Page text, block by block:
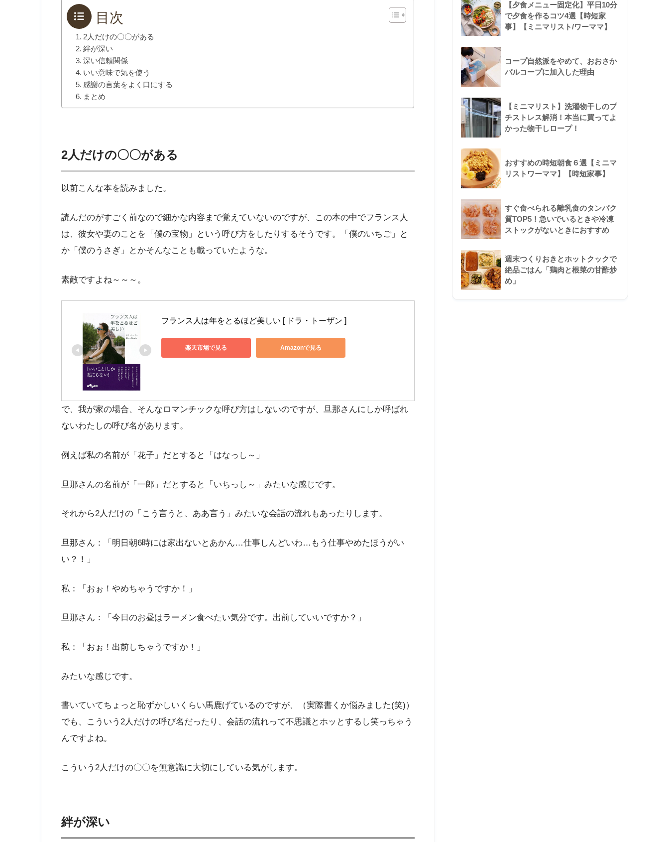
目次
2人だけの〇〇がある
絆が深い
深い信頼関係
いい意味で気を使う
感謝の言葉をよく口にする
まとめ
2人だけの〇〇がある
以前こんな本を読みました。
読んだのがすごく前なので細かな内容まで覚えていないのですが、この本の中でフランス人
は、彼女や妻のことを「僕の宝物」という呼び方をしたりするそうです。「僕のいちご」と
か「僕のうさぎ」とかそんなことも載っていたような。
素敵ですよね～～～。
フランス人は年をとるほど美しい [ ドラ・トーザン ]
楽天市場で見る Amazonで見る
で、我が家の場合、そんなロマンチックな呼び方はしないのですが、旦那さんにしか呼ばれ
ないわたしの呼び名があります。
例えば私の名前が「花子」だとすると「はなっし～」
旦那さんの名前が「一郎」だとすると「いちっし～」みたいな感じです。
それから2人だけの「こう言うと、ああ言う」みたいな会話の流れもあったりします。
旦那さん：「明日朝6時には家出ないとあかん…仕事しんどいわ…もう仕事やめたほうがい
い？！」
私：「おぉ！やめちゃうですか！」
旦那さん：「今日のお昼はラーメン食べたい気分です。出前していいですか？」
私：「おぉ！出前しちゃうですか！」
みたいな感じです。
書いていてちょっと恥ずかしいくらい馬鹿げているのですが、（実際書くか悩みました(笑)）
でも、こういう2人だけの呼び名だったり、会話の流れって不思議とホッとするし笑っちゃう
んですよね。
こういう2人だけの〇〇を無意識に大切にしている気がします。
絆が深い
【夕食メニュー固定化】平日10分
で夕食を作るコツ4選【時短家
事】【ミニマリスト/ワーママ】
コープ自然派をやめて、おおさか
パルコープに加入した理由
【ミニマリスト】洗濯物干しのプ
チストレス解消！本当に買ってよ
かった物干しロープ！
おすすめの時短朝食６選【ミニマ
リストワーママ】【時短家事】
すぐ食べられる離乳食のタンパク
質TOP5！急いでいるときや冷凍
ストックがないときにおすすめ
週末つくりおきとホットクックで
絶品ごはん「鶏肉と根菜の甘酢炒
め」